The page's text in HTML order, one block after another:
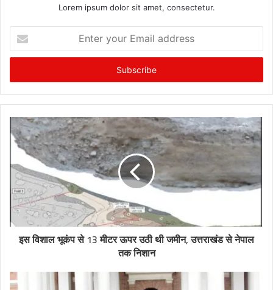
Lorem ipsum dolor sit amet, consectetur.
your
Email
इस विशाल भूकंप से 13 मीटर ऊपर उठी थी जमीन, उत्तराखंड से नेपाल
तक निशान